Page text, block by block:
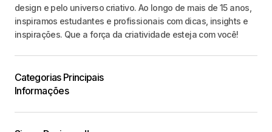
design e pelo universo criativo. Ao longo de mais de 15 anos,
inspiramos estudantes e profissionais com dicas, insights e
inspirações. Que a força da criatividade esteja com você!
Categorias Principais
Informações